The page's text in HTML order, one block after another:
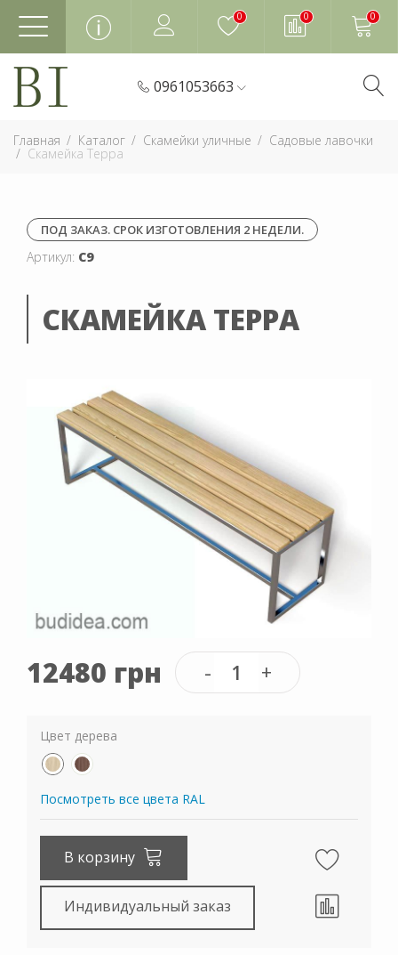
0 0 0
0961053663
Главная Каталог Скамейки уличные Садовые лавочки
Скамейка Терра
ПОД ЗАКАЗ. СРОК ИЗГОТОВЛЕНИЯ 2 НЕДЕЛИ.
Артикул: С9
СКАМЕЙКА ТЕРРА
12480 грн
Цвет дерева
Посмотреть все цвета RAL
В корзину
Индивидуальный заказ